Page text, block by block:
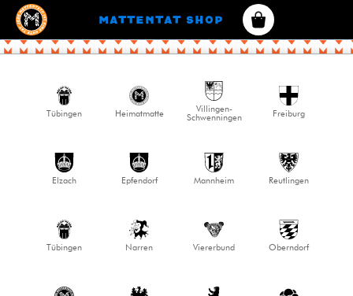
Mattentat SHOP
Tübingen Heimatmatte Villingen-
Schwenningen Freiburg
Elzach Epfendorf Mannheim Reutlingen
Tübingen Narren Viererbund Oberndorf